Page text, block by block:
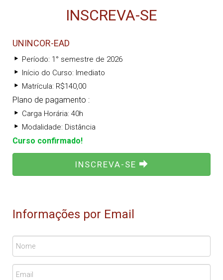
INSCREVA-SE
UNINCOR-EAD
Período: 1° semestre de 2026
Início do Curso: Imediato
Matrícula: R$140,00
Plano de pagamento :
Carga Horária: 40h
Modalidade: Distância
Curso confirmado!
INSCREVA-SE
Informações por Email